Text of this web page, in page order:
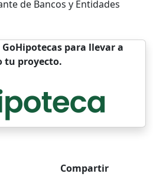
de Bancos y Entidades
para llevar a
tu proyecto.
Compartir